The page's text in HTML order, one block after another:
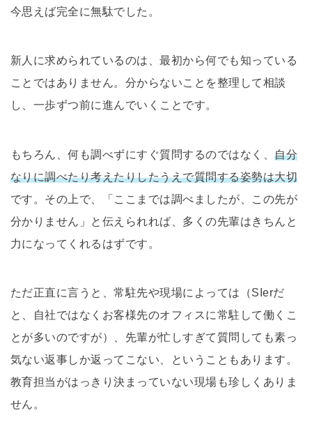
今思えば完全に無駄でした。
新人に求められているのは、最初から何でも知っている
ことではありません。分からないことを整理して相談
し、一歩ずつ前に進んでいくことです。
もちろん、何も調べずにすぐ質問するのではなく、自分
なりに調べたり考えたりしたうえで質問する姿勢は大切
です。その上で、「ここまでは調べましたが、この先が
分かりません」と伝えられれば、多くの先輩はきちんと
力になってくれるはずです。
ただ正直に言うと、常駐先や現場によっては（SIerだ
と、自社ではなくお客様先のオフィスに常駐して働くこ
とが多いのですが）、先輩が忙しすぎて質問しても素っ
気ない返事しか返ってこない、ということもあります。
教育担当がはっきり決まっていない現場も珍しくありま
せん。